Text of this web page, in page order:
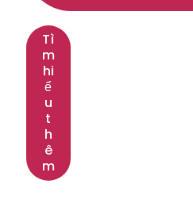
Tì
m
hi
ể
u
t
h
ê
m